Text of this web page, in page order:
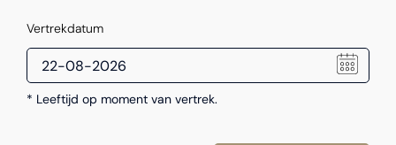
Vertrekdatum
* Leeftijd op moment van vertrek.